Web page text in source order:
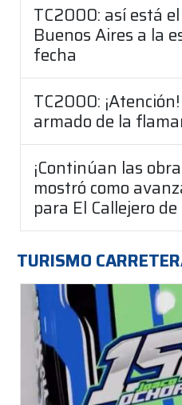
TC2000: así está
Buenos Aires a la
fecha
TC2000:
armado de la
¡Continúan las
mostró como
para El Callejero
TURISMO